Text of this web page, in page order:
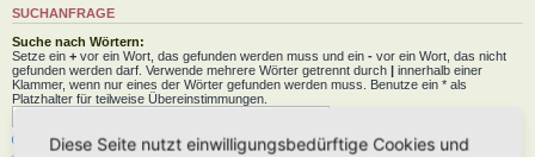
SUCHANFRAGE
Suche nach Wörtern:
Setze ein + vor ein Wort, das gefunden werden muss und ein - vor ein Wort, das nicht
gefunden werden darf. Verwende mehrere Wörter getrennt durch
innerhalb einer
Klammer, wenn nur eines der Wörter gefunden werden muss. Benutze ein * als
Platzhalter für teilweise Übereinstimmungen.
Nach allen Begriffen suchen oder Suche wie angegeben verwenden
Diese Seite nutzt einwilligungsbedürftige Cookies und